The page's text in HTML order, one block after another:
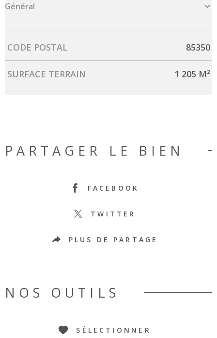
Général
Caractérisque Valeurs
CODE POSTAL 85350
SURFACE TERRAIN 1 205 M²
PARTAGER LE BIEN
FACEBOOK
TWITTER
PLUS DE PARTAGE
NOS OUTILS
SÉLECTIONNER